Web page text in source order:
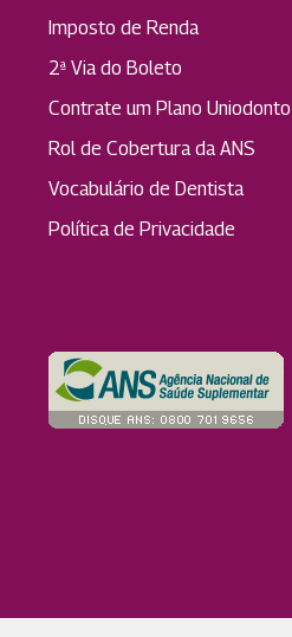
Imposto de Renda
2ª Via do Boleto
Contrate um Plano Uniodonto
Rol de Cobertura da ANS
Vocabulário de Dentista
Política de Privacidade